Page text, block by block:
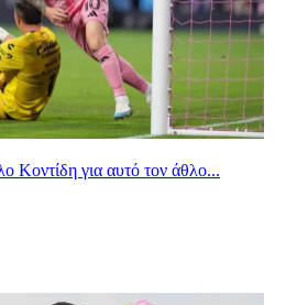
Κοντίδη για αυτό τον άθλο...